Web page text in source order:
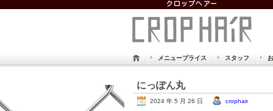
倉敷市 児島 美
Just another WordPress site
メニュープライス スタッフ
にっぽん丸
2024 年 5 月 26 日 crophair